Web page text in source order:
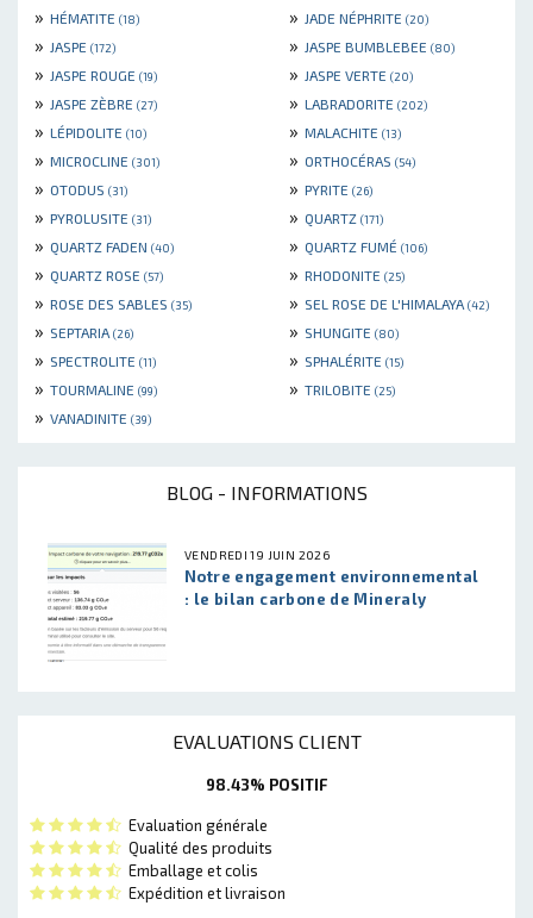
» HÉMATITE (18) » JADE NÉPHRITE (20)
» JASPE (172) » JASPE BUMBLEBEE (80)
» JASPE ROUGE (19) » JASPE VERTE (20)
» JASPE ZÈBRE (27) » LABRADORITE (202)
» LÉPIDOLITE (10) » MALACHITE (13)
» MICROCLINE (301) » ORTHOCÉRAS (54)
» OTODUS (31) » PYRITE (26)
» PYROLUSITE (31) » QUARTZ (171)
» QUARTZ FADEN (40) » QUARTZ FUMÉ (106)
» QUARTZ ROSE (57) » RHODONITE (25)
» ROSE DES SABLES (35) » SEL ROSE DE L'HIMALAYA (42)
» SEPTARIA (26) » SHUNGITE (80)
» SPECTROLITE (11) » SPHALÉRITE (15)
» TOURMALINE (99) » TRILOBITE (25)
» VANADINITE (39)
BLOG - INFORMATIONS
VENDREDI 19 JUIN 2026
Notre engagement environnemental
: le bilan carbone de Mineraly
EVALUATIONS CLIENT
98.43% POSITIF
Evaluation générale
Qualité des produits
Emballage et colis
Expédition et livraison